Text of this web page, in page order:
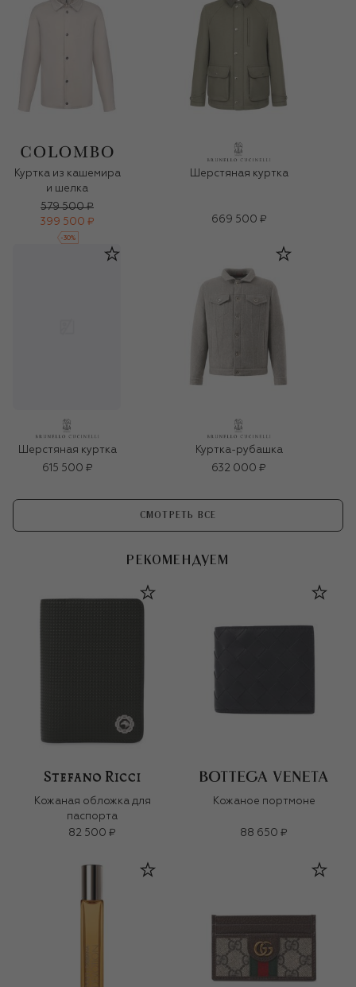
Куртка из кашемира
и шелка
579 500 ₽
399 500 ₽
-30%
Шерстяная куртка
669 500 ₽
Шерстяная куртка
615 500 ₽
Куртка-рубашка
632 000 ₽
СМОТРЕТЬ ВСЕ
РЕКОМЕНДУЕМ
Кожаная обложка для
паспорта
82 500 ₽
Кожаное портмоне
88 650 ₽